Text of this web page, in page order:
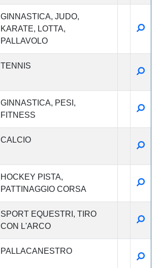
GINNASTICA JUDO
KARATE
LOTTA
PALLAVOLO
TENNIS
GINNASTICA
PESI
FITNESS
CALCIO
HOCKEY PISTA
PATTINAGGIO CORSA
SPORT EQUESTRI
TIRO
CON L'ARCO
PALLACANESTRO